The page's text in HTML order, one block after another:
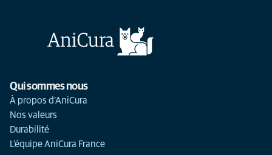
Qui sommes nous
À propos d'AniCura
Nos valeurs
Durabilité
L'équipe AniCura France